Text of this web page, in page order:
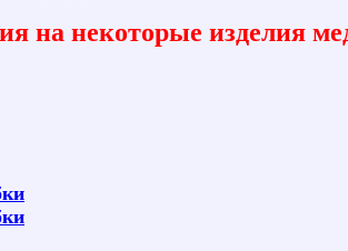
на некоторые изделия